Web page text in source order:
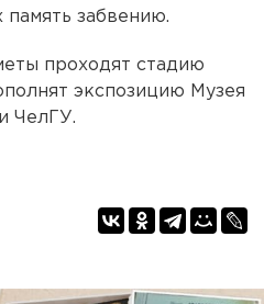
память забвению.
проходят стадию
экспозицию Музея
ЧелГУ.